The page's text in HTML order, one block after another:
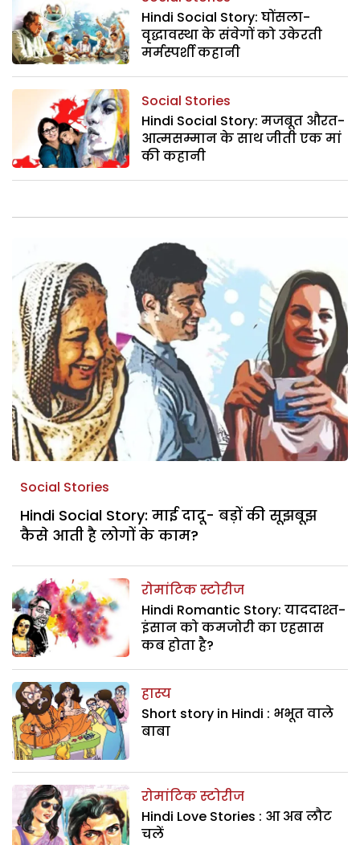
Hindi Social Story: घोंसला-
वृद्धावस्था के संवेगों को उकेरती
मर्मस्पर्शी कहानी
Social Stories
Hindi Social Story: मजबूत औरत-
आत्मसम्मान के साथ जीती एक मां
की कहानी
Social Stories
Hindi Social Story: माई दादू- बड़ों की सूझबूझ
कैसे आती है लोगों के काम?
रोमांटिक स्टोरीज
Hindi Romantic Story: याददाश्त-
इंसान को कमजोरी का एहसास
कब होता है?
हास्य
Short story in Hindi : भभूत वाले
बाबा
रोमांटिक स्टोरीज
Hindi Love Stories : आ अब लौट
चलें